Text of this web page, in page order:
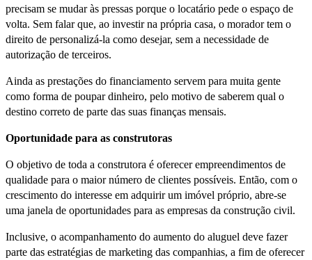
precisam se mudar às pressas porque o locatário pede o espaço de
volta. Sem falar que, ao investir na própria casa, o morador tem o
direito de personalizá-la como desejar, sem a necessidade de
autorização de terceiros.
Ainda as prestações do financiamento servem para muita gente
como forma de poupar dinheiro, pelo motivo de saberem qual o
destino correto de parte das suas finanças mensais.
Oportunidade para as construtoras
O objetivo de toda a construtora é oferecer empreendimentos de
qualidade para o maior número de clientes possíveis. Então, com o
crescimento do interesse em adquirir um imóvel próprio, abre-se
uma janela de oportunidades para as empresas da construção civil.
Inclusive, o acompanhamento do aumento do aluguel deve fazer
parte das estratégias de marketing das companhias, a fim de oferecer